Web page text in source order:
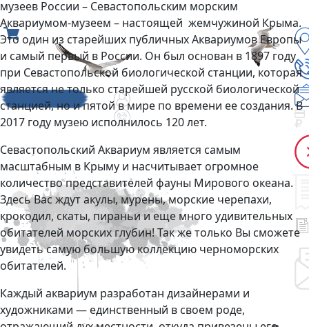
музеев России – Севастопольским морским
Аквариумом-музеем – настоящей жемчужиной Крыма.
Это один из старейших публичных Аквариумов Европы
и самый первый в России. Он был основан в 1897 году
при Севастопольской биологической станции, которая
является не только старейшей русской биологической
станцией, но и пятой в мире по времени ее создания. В
2017 году музею исполнилось 120 лет.
Севастопольский Аквариум является самым
масштабным в Крыму и насчитывает огромное
количество представителей фауны Мирового океана.
Здесь Вас ждут акулы, мурены, морские черепахи,
крокодил, скаты, пираньи и еще много удивительных
обитателей морских глубин! Так же только Вы сможете
увидеть самую большую коллекцию черноморских
обитателей.
Каждый аквариум разработан дизайнерами и
художниками — единственный в своем роде,